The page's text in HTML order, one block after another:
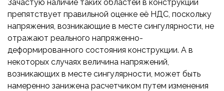
Зачастую наличие таких областей в конструкции
препятствует правильной оценке её НДС, поскольку
напряжения, возникающие в месте сингулярности, не
отражают реального напряженно-
деформированного состояния конструкции. А в
некоторых случаях величина напряжений,
возникающих в месте сингулярности, может быть
намеренно занижена расчетчиком путем изменения